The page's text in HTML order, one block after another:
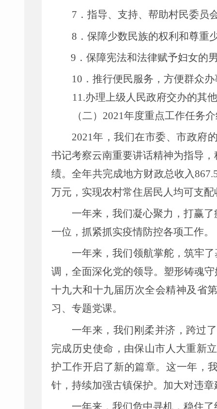
7 ．指导、支持、帮助村民委
8 ．保障少数民族的权利和尊重
9 ．保障宪法和法律赋予妇女的
10 ．推行便民服务，方便群众
11.办理上级人民政府交办的其
（二） 2021年度重点工作任务
2021年，我们在市委、市政府
书记考察云南重要讲话精神为指导
绩。全年共完成地方财政总收入
万元，实现农村常住居民人均可支配
一年来，我们凝心聚力，打赢
一位，抓紧抓实疫情防控各项工作。
一年来，我们领航掌舵，筑牢
调，全面深化党的领导。塑形铸魂
十九大和十九届历次全会精神及省
习、专题党课。
一年来，我们刚柔并济，跨过
完成历史使命，由保山市人大重新
护工作开启了新的篇章。这一年，
针，持续加强古镇保护。加大对违
一年来，我们危中寻机，稳住